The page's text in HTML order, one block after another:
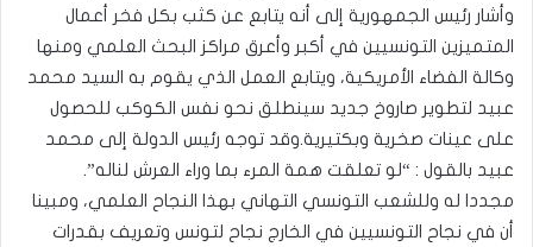
وأشار رئيس الجمهورية إلى أنه يتابع عن كثب بكل فخر أعمال
المتميزين التونسيين في أكبر وأعرق مراكز البحث العلمي ومنها
وكالة الفضاء الأمريكية، ويتابع العمل الذي يقوم به السيد محمد
عبيد لتطوير صاروخ جديد سينطلق نحو نفس الكوكب للحصول
على عينات صخرية وبكتيرية.وقد توجه رئيس الدولة إلى محمد
عبيد بالقول : “لو تعلقت همة المرء بما وراء العرش لناله”.
مجددا له وللشعب التونسي التهاني بهذا النجاح العلمي، ومبينا
أن في نجاح التونسيين في الخارج نجاح لتونس وتعريف بقدرات